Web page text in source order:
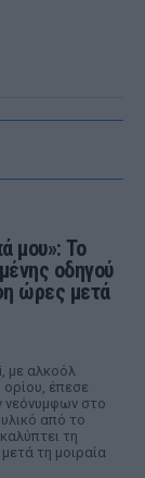
μου»: Το
οδηγού
ώρες μετά
με αλκοόλ
ορίου, έπεσε
στο
από το
τη
τη μοιραία